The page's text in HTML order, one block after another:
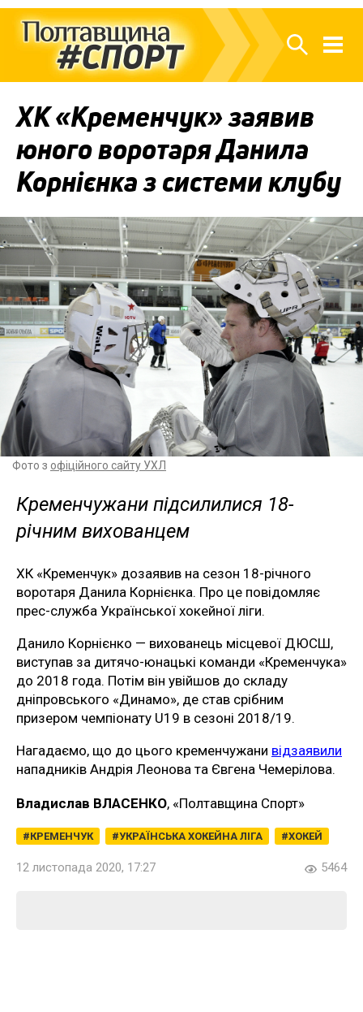
ХК «Кременчук» заявив
юного воротаря Данила
Корнієнка з системи клубу
Фото з офіційного сайту УХЛ
Кременчужани підсилилися 18-
річним вихованцем
ХК «Кременчук» дозаявив на сезон 18-річного
воротаря Данила Корнієнка. Про це повідомляє
прес-служба Української хокейної ліги.
Данило Корнієнко — вихованець місцевої ДЮСШ,
виступав за дитячо-юнацькі команди «Кременчука»
до 2018 года. Потім він увійшов до складу
дніпровського «Динамо», де став срібним
призером чемпіонату U19 в сезоні 2018/19.
Нагадаємо, що до цього кременчужани відзаявили
нападників Андрія Леонова та Євгена Чемерілова.
Владислав ВЛАСЕНКО, «Полтавщина Спорт»
КРЕМЕНЧУК УКРАЇНСЬКА ХОКЕЙНА ЛІГА ХОКЕЙ
12 листопада 2020, 17:27 5464